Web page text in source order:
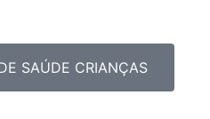
SAÚDE CRIANÇAS